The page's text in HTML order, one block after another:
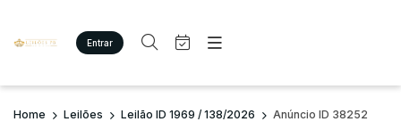
Entrar
Criar conta Entrar
Site
Agenda
Busca por palavra-chave
Home Leilões Leilão ID 1969 / 138/2026
Anúncio ID 38252